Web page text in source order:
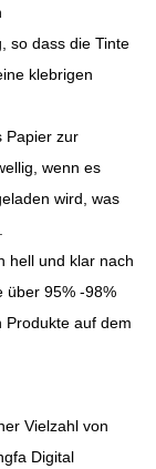
so dass die Tinte
klebrigen
Papier zur
wenn es
wird, was
hell und klar nach
über 95% -98%
Produkte auf dem
Vielzahl von
Digital